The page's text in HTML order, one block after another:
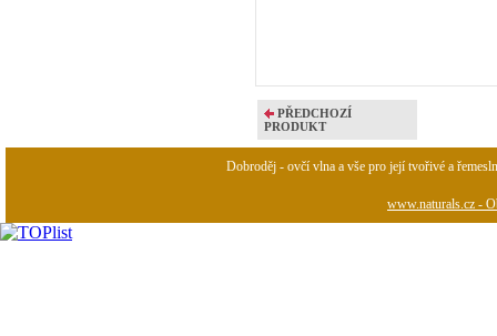
PŘEDCHOZÍ
PRODUKT
Dobroděj - ovčí vlna a vše pro její tvořivé a
www.naturals.cz -